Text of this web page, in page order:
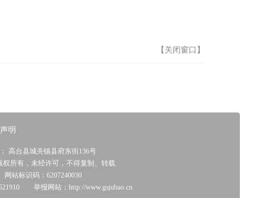
【关闭窗口】
明
台县城关镇县府东街136号
所有，未经许可，不得复制、转载
站标识码：6207240030
举报网站：http://www.gsjubao.cn